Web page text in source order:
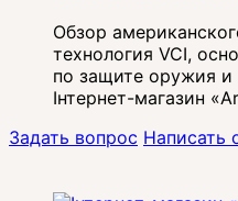
Обзор
технология VCI,
по защите оружия
Інтернет-магазин
Задать вопрос Написать